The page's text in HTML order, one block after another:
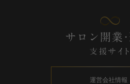
運営会社情報